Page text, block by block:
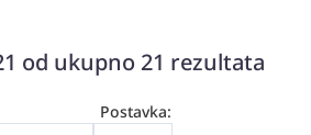
od ukupno 21 rezultata
Postavka: